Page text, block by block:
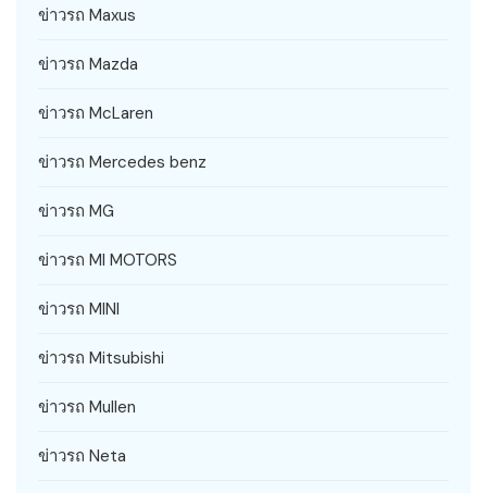
ข่าวรถ Maxus
ข่าวรถ Mazda
ข่าวรถ McLaren
ข่าวรถ Mercedes benz
ข่าวรถ MG
ข่าวรถ MI MOTORS
ข่าวรถ MINI
ข่าวรถ Mitsubishi
ข่าวรถ Mullen
ข่าวรถ Neta